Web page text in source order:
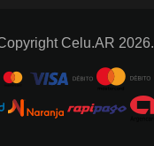
Celu.AR 2026.